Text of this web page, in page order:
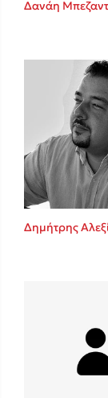
Δανάη
Δημήτρης